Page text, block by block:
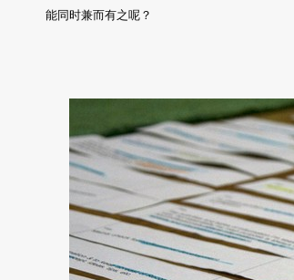
能同时兼而有之呢？